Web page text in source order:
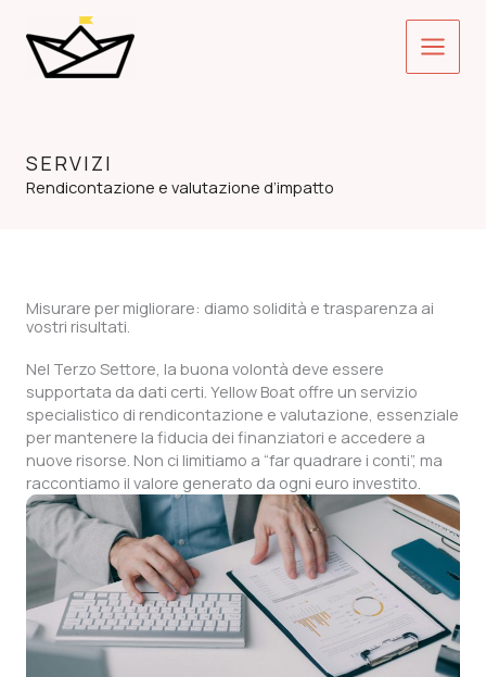
contenuto
Main
Menu
SERVIZI
Rendicontazione e valutazione d’impatto
Misurare per migliorare: diamo solidità e trasparenza ai
vostri risultati.
Nel Terzo Settore, la buona volontà deve essere
supportata da dati certi. Yellow Boat offre un servizio
specialistico di rendicontazione e valutazione, essenziale
per mantenere la fiducia dei finanziatori e accedere a
nuove risorse. Non ci limitiamo a “far quadrare i conti”, ma
raccontiamo il valore generato da ogni euro investito.